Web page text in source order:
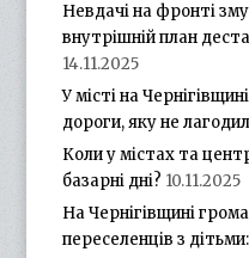
Невдачі на фронті
внутрішній план
14.11.2025
У місті на
дороги, яку не
Коли у містах та
базарні дні? 10.11.2025
На Чернігівщині
переселенців з